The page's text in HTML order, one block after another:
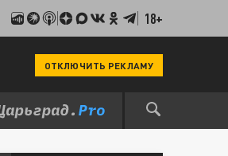
18+
ОТКЛЮЧИТЬ РЕКЛАМУ